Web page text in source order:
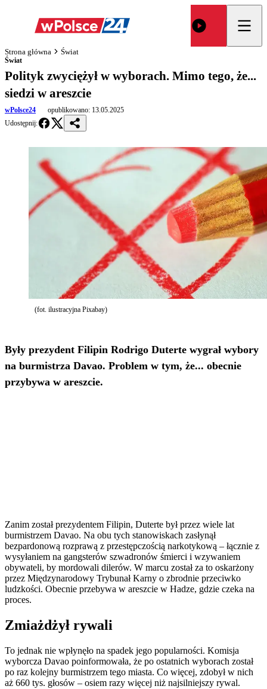
Strona główna Świat
Świat
Polityk zwyciężył w wyborach. Mimo tego, że...
siedzi w areszcie
wPolsce24 opublikowano: 13.05.2025
Udostępnij:
(fot. ilustracyjna Pixabay)
Były prezydent Filipin Rodrigo Duterte wygrał wybory
na burmistrza Davao. Problem w tym, że... obecnie
przybywa w areszcie.
Zanim został prezydentem Filipin, Duterte był przez wiele lat
burmistrzem Davao. Na obu tych stanowiskach zasłynął
bezpardonową rozprawą z przestępczością narkotykową – łącznie z
wysyłaniem na gangsterów szwadronów śmierci i wzywaniem
obywateli, by mordowali dilerów. W marcu został za to oskarżony
przez Międzynarodowy Trybunał Karny o zbrodnie przeciwko
ludzkości. Obecnie przebywa w areszcie w Hadze, gdzie czeka na
proces.
Zmiażdżył rywali
To jednak nie wpłynęło na spadek jego popularności. Komisja
wyborcza Davao poinformowała, że po ostatnich wyborach został
po raz kolejny burmistrzem tego miasta. Co więcej, zdobył w nich
aż 660 tys. głosów – osiem razy więcej niż najsilniejszy rywal.